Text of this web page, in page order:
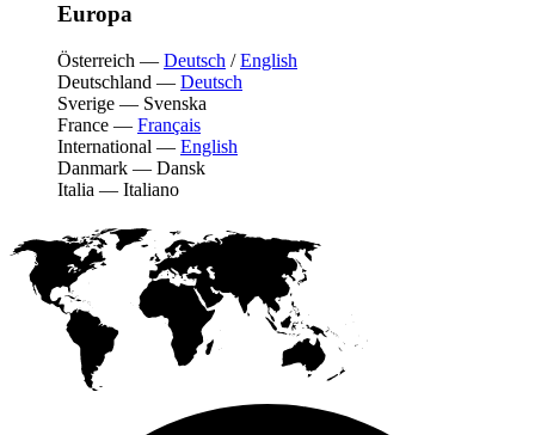
Europa
Österreich — Deutsch /English
Deutschland — Deutsch
Sverige — Svenska
France — Français
International — English
Danmark — Dansk
Italia — Italiano